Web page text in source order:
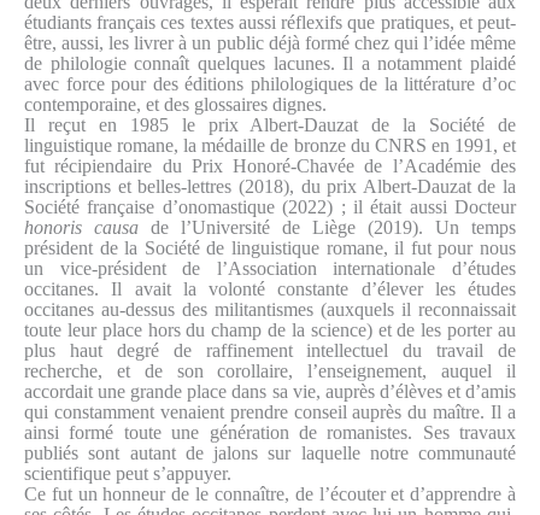
étudiants français ces textes aussi réflexifs que pratiques, et peut-
être, aussi, les livrer à un public déjà formé chez qui l’idée même
de philologie connaît quelques lacunes. Il a notamment plaidé
avec force pour des éditions philologiques de la littérature d’oc
contemporaine, et des glossaires dignes.
Il reçut en 1985 le prix Albert-Dauzat de la Société de
linguistique romane, la médaille de bronze du CNRS en 1991, et
fut récipiendaire du Prix Honoré-Chavée de l’Académie des
inscriptions et belles-lettres (2018), du prix Albert-Dauzat de la
Société française d’onomastique (2022) ; il était aussi Docteur
honoris causa de l’Université de Liège (2019). Un temps
président de la Société de linguistique romane, il fut pour nous
un vice-président de l’Association internationale d’études
occitanes. Il avait la volonté constante d’élever les études
occitanes au-dessus des militantismes (auxquels il reconnaissait
toute leur place hors du champ de la science) et de les porter au
plus haut degré de raffinement intellectuel du travail de
recherche, et de son corollaire, l’enseignement, auquel il
accordait une grande place dans sa vie, auprès d’élèves et d’amis
qui constamment venaient prendre conseil auprès du maître. Il a
ainsi formé toute une génération de romanistes. Ses travaux
publiés sont autant de jalons sur laquelle notre communauté
scientifique peut s’appuyer.
Ce fut un honneur de le connaître, de l’écouter et d’apprendre à